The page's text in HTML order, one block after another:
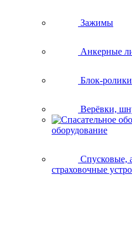
Зажимы
Анкерные
Блок-ролики
Верёвки,
оборудование
Спусковые,
страховочные